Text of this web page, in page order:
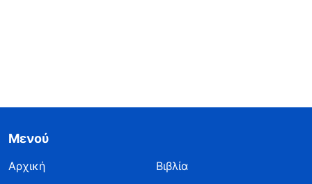
Μενού
Αρχική
Βιβλία